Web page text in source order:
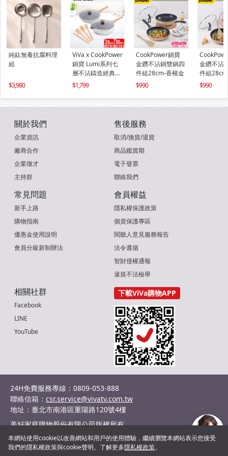
純鈦無毒抗腐料理
組
3,980
ViVa x CookPower
鍋寶 Lumi系列七
層不沾鑄造經典雙
鍋八件組
1,799
CookPower鍋寶
金鑽不沾鍋雙鍋四
件組28cm-香檳金
990
金鑽不沾
件組
990
關於我們
企業資訊
廠商合作
企業徵才
主持群
售後服務
取消/換貨/退貨
商品鑑賞期
電子發票
聯絡我們
常見問題
新手上路
購物指南
優惠金使用說明
會員分級新制辦法
會員權益
隱私權保護政策
個資保護專區
閱聽人意見服務報告
法令遵循
智財侵權通報
違規不法檢舉
相關社群
Facebook
LINE
YouTube
下載ViVa購物APP
24H免費服務專線：0809-053-888
聯絡信箱： csr.service@vivatv.com.tw
地址：臺北市南港區重陽路120號4樓
美好家庭購物股份有限公司版權所有
統編：29036132
©2024 Shopnet Homeshopping co., Ltd. All Rights Reserved.
本網站使用cookie以改善網站和用戶的使用體驗，繼續瀏覽本網站表示您接受
我們的隱私權政策與cookie聲明。了解更多隱私權政策。